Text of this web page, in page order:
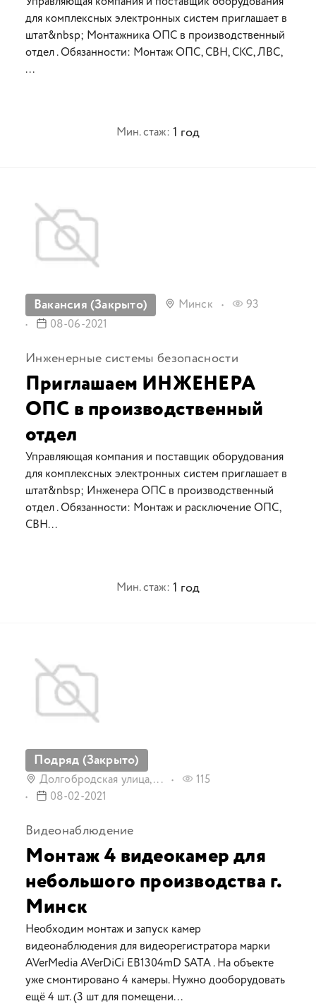
для комплексных электронных систем приглашает в
штат&nbsp; Монтажника ОПС в производственный
отдел . Обязанности: Монтаж ОПС, СВН, СКС, ЛВС,
...
Мин. стаж: 1 год
Вакансия (Закрыто) Минск
93
08-06-2021
Инженерные системы безопасности
Приглашаем ИНЖЕНЕРА
ОПС в производственный
отдел
Управляющая компания и поставщик оборудования
для комплексных электронных систем приглашает в
штат&nbsp; Инженера ОПС в производственный
отдел . Обязанности: Монтаж и расключение ОПС,
СВН...
Мин. стаж: 1 год
Подряд (Закрыто)
Долгобродская улица,...
115
08-02-2021
Видеонаблюдение
Монтаж 4 видеокамер для
небольшого производства г.
Минск
Необходим монтаж и запуск камер
видеонаблюдения для видеорегистратора марки
AVerMedia AVerDiCi EB1304mD SATA . На объекте
уже смонтировано 4 камеры. Нужно дооборудовать
ещё 4 шт. (3 шт для помещени...